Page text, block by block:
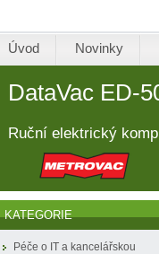
Úvod Novinky
DataVac ED-
Ruční elektrický
KATEGORIE
Péče o IT a kancelářskou